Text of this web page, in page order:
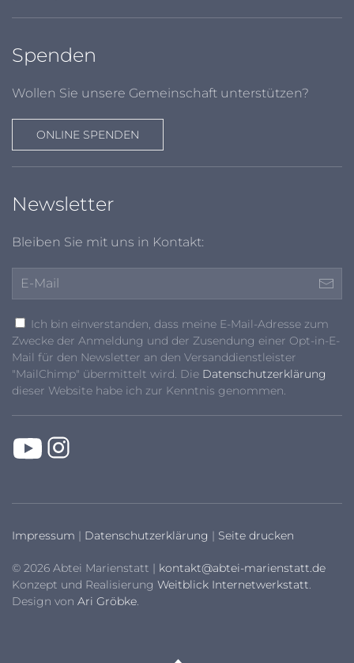
Spenden
Wollen Sie unsere Gemeinschaft unterstützen?
ONLINE SPENDEN
Newsletter
Bleiben Sie mit uns in Kontakt:
Ich bin einverstanden, dass meine E-Mail-Adresse zum
Zwecke der Anmeldung und der Zusendung einer Opt-in-E-
Mail für den Newsletter an den Versanddienstleister
"MailChimp" übermittelt wird. Die Datenschutzerklärung
dieser Website habe ich zur Kenntnis genommen.
Impressum | Datenschutzerklärung | Seite drucken
© 2026 Abtei Marienstatt | kontakt@abtei-marienstatt.de
Konzept und Realisierung Weitblick Internetwerkstatt.
Design von Ari Gröbke.